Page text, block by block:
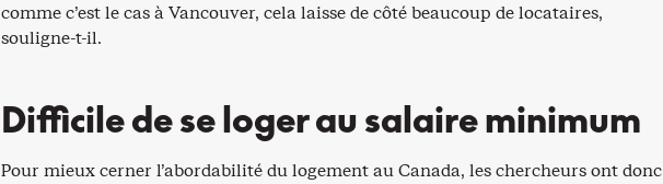
comme c’est le cas à Vancouver, cela laisse de côté beaucoup de locataires,
souligne-t-il.
Difficile de se loger au salaire minimum
Pour mieux cerner l’abordabilité du logement au Canada, les chercheurs ont donc